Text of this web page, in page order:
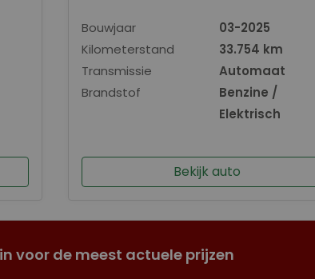
Bouwjaar
03-2025
Kilometerstand
33.754 km
Transmissie
Automaat
Brandstof
Benzine /
Elektrisch
Bekijk auto
voor de meest actuele prijzen